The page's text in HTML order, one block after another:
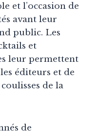
et l’occasion de
avant leur
public. Les
et
leur permettent
éditeurs et de
de la
de